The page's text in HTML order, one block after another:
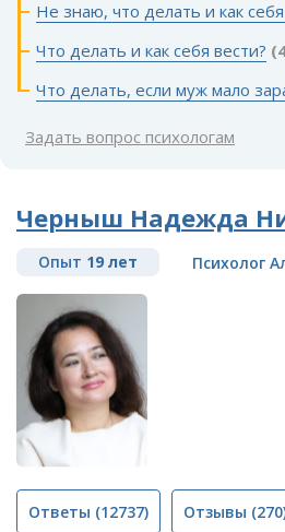
Не знаю, что делать и как
Что делать и как себя вести?
Что делать, если муж мало
Задать вопрос психологам
Черныш Надежда
Опыт 19 лет Психолог
Ответы (12737) Отзывы